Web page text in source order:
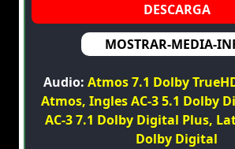
MOSTRAR-MEDIA-
Audio: Atmos 7.1 Dolby
Atmos, Ingles AC-3 5.1 Dolby
AC-3 7.1 Dolby Digital Plus,
Dolby Digital